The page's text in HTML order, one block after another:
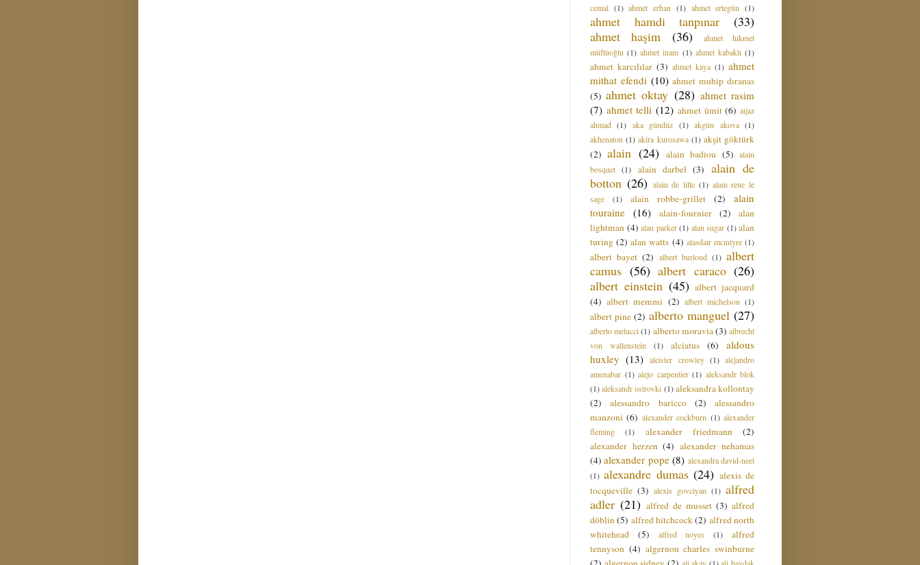
cemal (1) ahmet erhan (1) ahmet ertegün (1)
ahmet hamdi tanpınar
(33)
ahmet haşim
(36)
ahmet hikmet
müftüoğlu (1) ahmet inam (1) ahmet kabaklı (1)
ahmet karcılılar (3) ahmet kaya (1) ahmet
mithat efendi (10) ahmet muhip dıranas
(5) ahmet oktay (28) ahmet rasim
(7) ahmet telli (12) ahmet ümit (6) aijaz
ahmad (1) aka gündüz (1) akgün akova (1)
akhenaton (1) akira kurosawa (1) akşit göktürk
(2) alain (24) alain badiou (5) alain
bosquet (1) alain darbel (3)
alain de
botton (26) alain de lille (1) alain rene le
sage
(1) alain robbe-grillet (2)
alain
touraine (16) alain-fournier (2)
alan
lightman (4) alan parker (1) alan sugar (1) alan
turing (2) alan watts (4) alasdair mcintyre (1)
albert bayet (2) albert burloud (1) albert
camus (56) albert caraco (26)
albert einstein (45) albert jacquard
(4) albert memmi (2) albert michelson (1)
albert pine (2) alberto manguel (27)
alberto melucci (1) alberto moravia (3) albrecht
von wallenstein
(1) alciatus (6)
aldous
huxley (13) aleister crowley (1) alejandro
amenabar (1) alejo carpentier (1) aleksandr blok
(1) aleksandr ostrovki (1) aleksandra kollontay
(2)
alessandro baricco (2)
alessandro
manzoni (6) alexander cockburn (1) alexander
fleming
(1) alexander friedmann
(2)
alexander herzen (4) alexander nehamas
(4) alexander pope (8) alexandra david-neel
(1) alexandre dumas (24) alexis de
tocqueville (3) alexis govciyan (1) alfred
adler (21) alfred de musset (3) alfred
döblin (5) alfred hitchcock(2) alfred north
whitehead
(5) alfred noyes (1)
alfred
tennyson (4) algernon charles swinburne
ali akay (1) ali baydak